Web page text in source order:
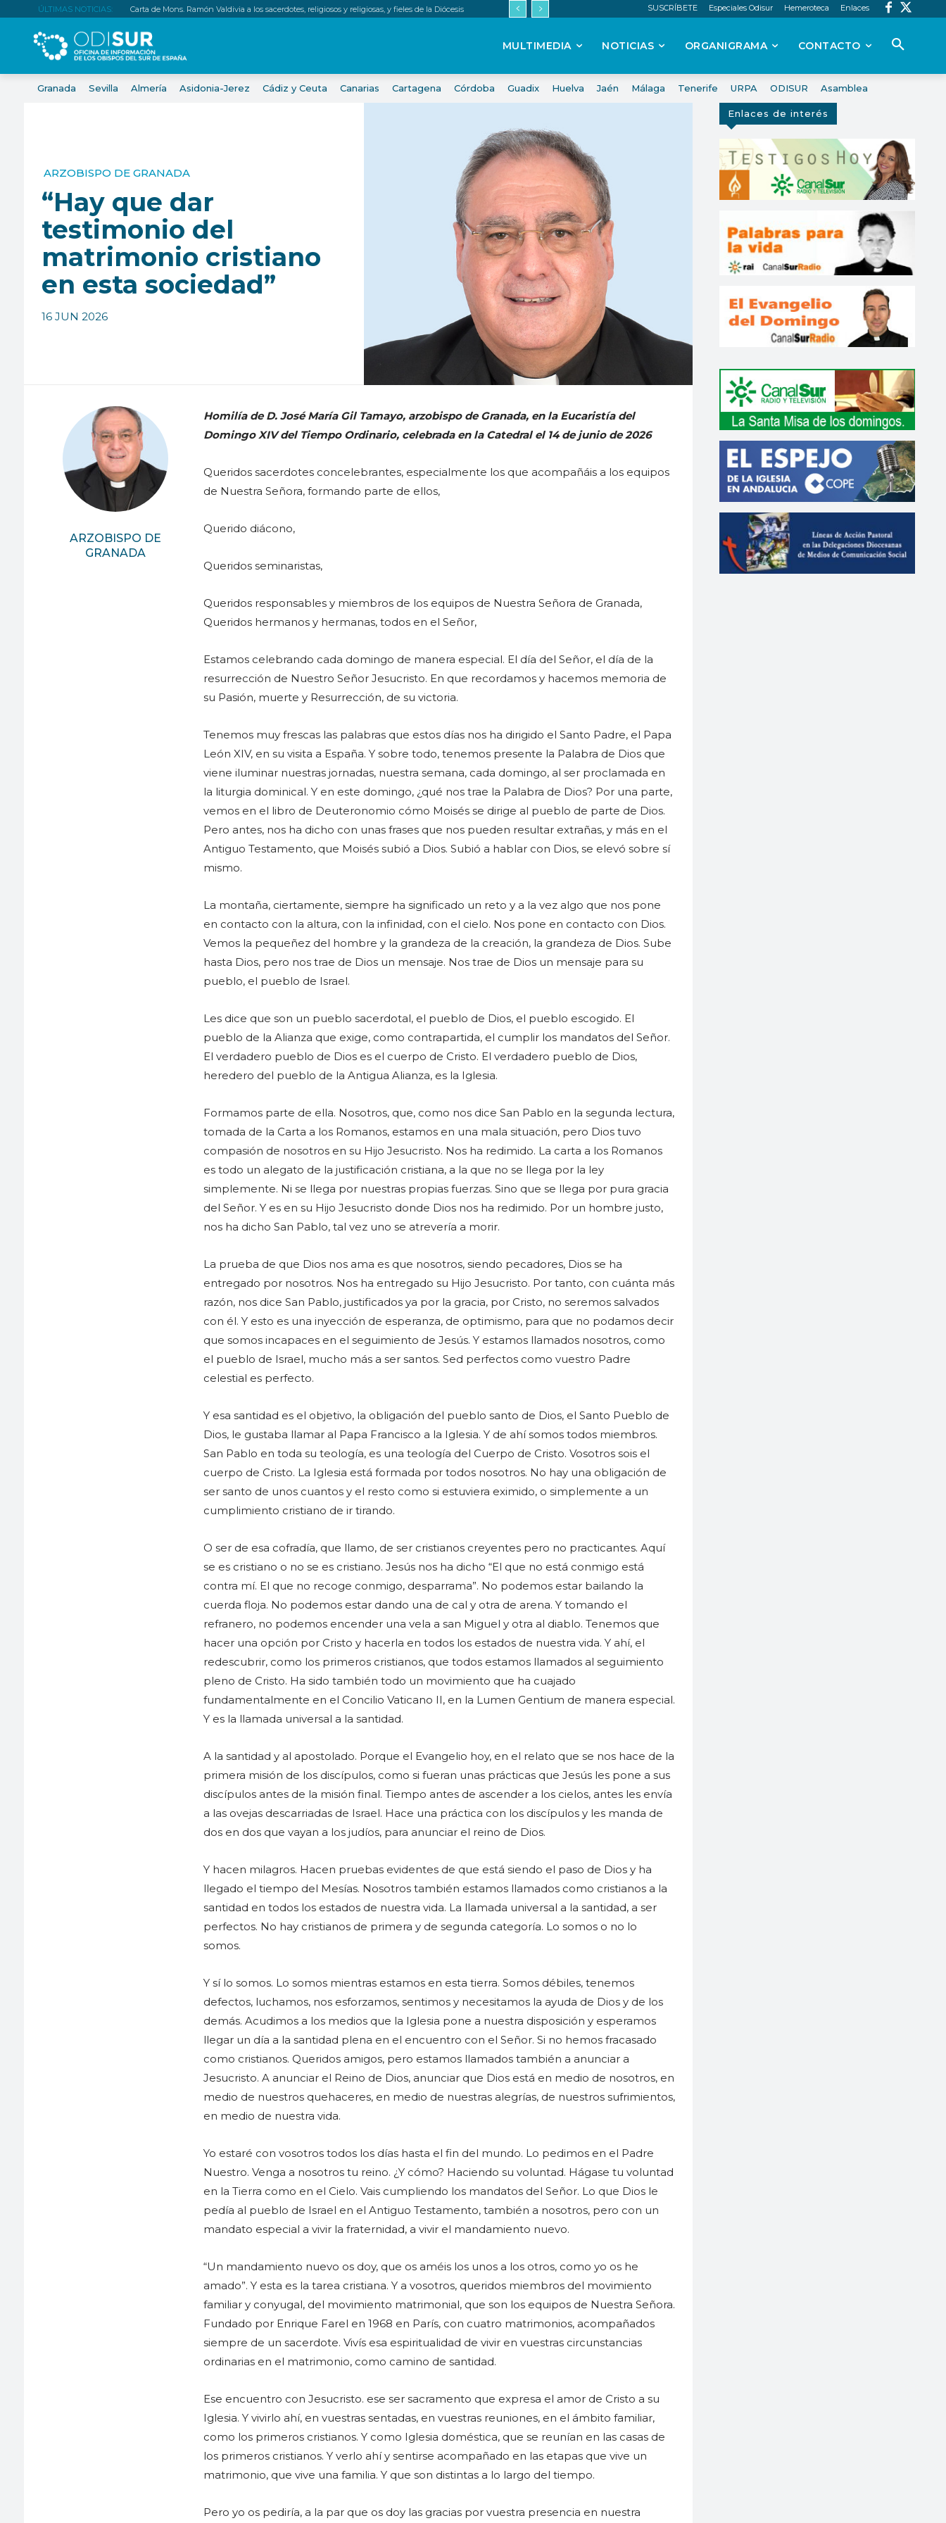
ÚLTIMAS NOTICIAS: Carta de Mons. Ramón Valdivia a los sacerdotes, religiosos y religiosas, y fieles de la Diócesis SUSCRÍBETE Especiales Odisur Hemeroteca Enlaces
MULTIMEDIA NOTICIAS ORGANIGRAMA CONTACTO
Granada Sevilla Almería Asidonia-Jerez Cádiz y Ceuta Canarias Cartagena Córdoba Guadix Huelva Jaén Málaga Tenerife URPA ODISUR Asamblea
ARZOBISPO DE GRANADA
“Hay que dar
testimonio del
matrimonio cristiano
en esta sociedad”
16 JUN 2026
ARZOBISPO DE
GRANADA
Homilía de D. José María Gil Tamayo, arzobispo de Granada, en la Eucaristía del
Domingo XIV del Tiempo Ordinario, celebrada en la Catedral el 14 de junio de 2026
Queridos sacerdotes concelebrantes, especialmente los que acompañáis a los equipos
de Nuestra Señora, formando parte de ellos,
Querido diácono,
Queridos seminaristas,
Queridos responsables y miembros de los equipos de Nuestra Señora de Granada,
Queridos hermanos y hermanas, todos en el Señor,
Estamos celebrando cada domingo de manera especial. El día del Señor, el día de la
resurrección de Nuestro Señor Jesucristo. En que recordamos y hacemos memoria de
su Pasión, muerte y Resurrección, de su victoria.
Tenemos muy frescas las palabras que estos días nos ha dirigido el Santo Padre, el Papa
León XIV, en su visita a España. Y sobre todo, tenemos presente la Palabra de Dios que
viene iluminar nuestras jornadas, nuestra semana, cada domingo, al ser proclamada en
la liturgia dominical. Y en este domingo, ¿qué nos trae la Palabra de Dios? Por una parte,
vemos en el libro de Deuteronomio cómo Moisés se dirige al pueblo de parte de Dios.
Pero antes, nos ha dicho con unas frases que nos pueden resultar extrañas, y más en el
Antiguo Testamento, que Moisés subió a Dios. Subió a hablar con Dios, se elevó sobre sí
mismo.
La montaña, ciertamente, siempre ha significado un reto y a la vez algo que nos pone
en contacto con la altura, con la infinidad, con el cielo. Nos pone en contacto con Dios.
Vemos la pequeñez del hombre y la grandeza de la creación, la grandeza de Dios. Sube
hasta Dios, pero nos trae de Dios un mensaje. Nos trae de Dios un mensaje para su
pueblo, el pueblo de Israel.
Les dice que son un pueblo sacerdotal, el pueblo de Dios, el pueblo escogido. El
pueblo de la Alianza que exige, como contrapartida, el cumplir los mandatos del Señor.
El verdadero pueblo de Dios es el cuerpo de Cristo. El verdadero pueblo de Dios,
heredero del pueblo de la Antigua Alianza, es la Iglesia.
Formamos parte de ella. Nosotros, que, como nos dice San Pablo en la segunda lectura,
tomada de la Carta a los Romanos, estamos en una mala situación, pero Dios tuvo
compasión de nosotros en su Hijo Jesucristo. Nos ha redimido. La carta a los Romanos
es todo un alegato de la justificación cristiana, a la que no se llega por la ley
simplemente. Ni se llega por nuestras propias fuerzas. Sino que se llega por pura gracia
del Señor. Y es en su Hijo Jesucristo donde Dios nos ha redimido. Por un hombre justo,
nos ha dicho San Pablo, tal vez uno se atrevería a morir.
La prueba de que Dios nos ama es que nosotros, siendo pecadores, Dios se ha
entregado por nosotros. Nos ha entregado su Hijo Jesucristo. Por tanto, con cuánta más
razón, nos dice San Pablo, justificados ya por la gracia, por Cristo, no seremos salvados
con él. Y esto es una inyección de esperanza, de optimismo, para que no podamos decir
que somos incapaces en el seguimiento de Jesús. Y estamos llamados nosotros, como
el pueblo de Israel, mucho más a ser santos. Sed perfectos como vuestro Padre
celestial es perfecto.
Y esa santidad es el objetivo, la obligación del pueblo santo de Dios, el Santo Pueblo de
Dios, le gustaba llamar al Papa Francisco a la Iglesia. Y de ahí somos todos miembros.
San Pablo en toda su teología, es una teología del Cuerpo de Cristo. Vosotros sois el
cuerpo de Cristo. La Iglesia está formada por todos nosotros. No hay una obligación de
ser santo de unos cuantos y el resto como si estuviera eximido, o simplemente a un
cumplimiento cristiano de ir tirando.
O ser de esa cofradía, que llamo, de ser cristianos creyentes pero no practicantes. Aquí
se es cristiano o no se es cristiano. Jesús nos ha dicho “El que no está conmigo está
contra mí. El que no recoge conmigo, desparrama”. No podemos estar bailando la
cuerda floja. No podemos estar dando una de cal y otra de arena. Y tomando el
refranero, no podemos encender una vela a san Miguel y otra al diablo. Tenemos que
hacer una opción por Cristo y hacerla en todos los estados de nuestra vida. Y ahí, el
redescubrir, como los primeros cristianos, que todos estamos llamados al seguimiento
pleno de Cristo. Ha sido también todo un movimiento que ha cuajado
fundamentalmente en el Concilio Vaticano II, en la Lumen Gentium de manera especial.
Y es la llamada universal a la santidad.
A la santidad y al apostolado. Porque el Evangelio hoy, en el relato que se nos hace de la
primera misión de los discípulos, como si fueran unas prácticas que Jesús les pone a sus
discípulos antes de la misión final. Tiempo antes de ascender a los cielos, antes les envía
a las ovejas descarriadas de Israel. Hace una práctica con los discípulos y les manda de
dos en dos que vayan a los judíos, para anunciar el reino de Dios.
Y hacen milagros. Hacen pruebas evidentes de que está siendo el paso de Dios y ha
llegado el tiempo del Mesías. Nosotros también estamos llamados como cristianos a la
santidad en todos los estados de nuestra vida. La llamada universal a la santidad, a ser
perfectos. No hay cristianos de primera y de segunda categoría. Lo somos o no lo
somos.
Y sí lo somos. Lo somos mientras estamos en esta tierra. Somos débiles, tenemos
defectos, luchamos, nos esforzamos, sentimos y necesitamos la ayuda de Dios y de los
demás. Acudimos a los medios que la Iglesia pone a nuestra disposición y esperamos
llegar un día a la santidad plena en el encuentro con el Señor. Si no hemos fracasado
como cristianos. Queridos amigos, pero estamos llamados también a anunciar a
Jesucristo. A anunciar el Reino de Dios, anunciar que Dios está en medio de nosotros, en
medio de nuestros quehaceres, en medio de nuestras alegrías, de nuestros sufrimientos,
en medio de nuestra vida.
Yo estaré con vosotros todos los días hasta el fin del mundo. Lo pedimos en el Padre
Nuestro. Venga a nosotros tu reino. ¿Y cómo? Haciendo su voluntad. Hágase tu voluntad
en la Tierra como en el Cielo. Vais cumpliendo los mandatos del Señor. Lo que Dios le
pedía al pueblo de Israel en el Antiguo Testamento, también a nosotros, pero con un
mandato especial a vivir la fraternidad, a vivir el mandamiento nuevo.
“Un mandamiento nuevo os doy, que os améis los unos a los otros, como yo os he
amado”. Y esta es la tarea cristiana. Y a vosotros, queridos miembros del movimiento
familiar y conyugal, del movimiento matrimonial, que son los equipos de Nuestra Señora.
Fundado por Enrique Farel en 1968 en París, con cuatro matrimonios, acompañados
siempre de un sacerdote. Vivís esa espiritualidad de vivir en vuestras circunstancias
ordinarias en el matrimonio, como camino de santidad.
Ese encuentro con Jesucristo. ese ser sacramento que expresa el amor de Cristo a su
Iglesia. Y vivirlo ahí, en vuestras sentadas, en vuestras reuniones, en el ámbito familiar,
como los primeros cristianos. Y como Iglesia doméstica, que se reunían en las casas de
los primeros cristianos. Y verlo ahí y sentirse acompañado en las etapas que vive un
matrimonio, que vive una familia. Y que son distintas a lo largo del tiempo.
Pero yo os pediría, a la par que os doy las gracias por vuestra presencia en nuestra
Enlaces de interés